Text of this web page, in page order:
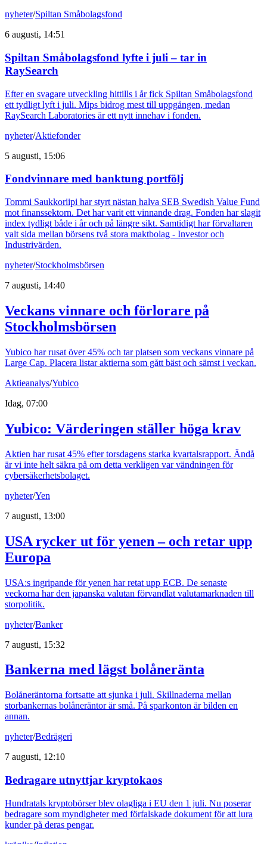
nyheter/Spiltan Småbolagsfond
6 augusti, 14:51
Spiltan Småbolagsfond lyfte i juli – tar in
RaySearch
Efter en svagare utveckling hittills i år fick Spiltan Småbolagsfond
ett tydligt lyft i juli. Mips bidrog mest till uppgången, medan
RaySearch Laboratories är ett nytt innehav i fonden.
nyheter/Aktiefonder
5 augusti, 15:06
Fondvinnare med banktung portfölj
Tommi Saukkoriipi har styrt nästan halva SEB Swedish Value Fund
mot finanssektorn. Det har varit ett vinnande drag. Fonden har slagit
index tydligt både i år och på längre sikt. Samtidigt har förvaltaren
valt sida mellan börsens två stora maktbolag - Investor och
Industrivärden.
nyheter/Stockholmsbörsen
7 augusti, 14:40
Veckans vinnare och förlorare på
Stockholmsbörsen
Yubico har rusat över 45% och tar platsen som veckans vinnare på
Large Cap. Placera listar aktierna som gått bäst och sämst i veckan.
Aktieanalys/Yubico
Idag, 07:00
Yubico: Värderingen ställer höga krav
Aktien har rusat 45% efter torsdagens starka kvartalsrapport. Ändå
är vi inte helt säkra på om detta verkligen var vändningen för
cybersäkerhetsbolaget.
nyheter/Yen
7 augusti, 13:00
USA rycker ut för yenen – och retar upp
Europa
USA:s ingripande för yenen har retat upp ECB. De senaste
veckorna har den japanska valutan förvandlat valutamarknaden till
storpolitik.
nyheter/Banker
7 augusti, 15:32
Bankerna med lägst bolåneränta
Bolåneräntorna fortsatte att sjunka i juli. Skillnaderna mellan
storbankernas bolåneräntor är små. På sparkonton är bilden en
annan.
nyheter/Bedrägeri
7 augusti, 12:10
Bedragare utnyttjar kryptokaos
Hundratals kryptobörser blev olagliga i EU den 1 juli. Nu poserar
bedragare som myndigheter med förfalskade dokument för att lura
kunder på deras pengar.